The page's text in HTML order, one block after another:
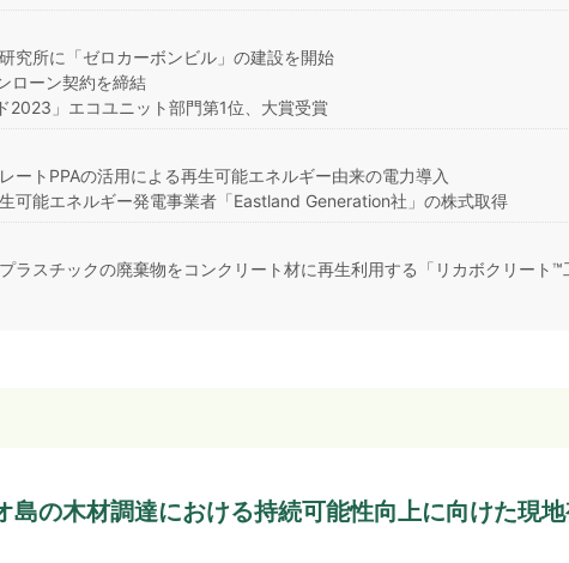
究所に「ゼロカーボンビル」の建設を開始
ローン契約を締結
2023」エコユニット部門第1位、大賞受賞
トPPAの活用による再生可能エネルギー由来の電力導入
可能エネルギー発電事業者「Eastland Generation社」の株式取得
ラスチックの廃棄物をコンクリート材に再生利用する「リカボクリート™
島の木材調達における持続可能性向上に向けた現